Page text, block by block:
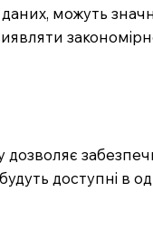
можуть
доступні